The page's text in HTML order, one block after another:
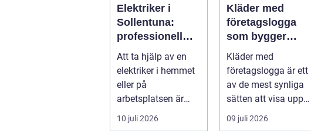
Elektriker i
Sollentuna:
professionell
hjälp när du
behöver det
Att ta hjälp av en
elektriker i hemmet
eller på
arbetsplatsen är
ofta en nödv&a...
10 juli 2026
Kläder med
företagslogga
som bygger
varumärke i
vardagen
Kläder med
företagslogga är ett
av de mest synliga
sätten att visa upp
ett varum...
09 juli 2026